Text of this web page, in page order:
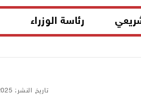
رئاسة الوزراء
تاريخ النشر: 02/02/2025 06:46 ص